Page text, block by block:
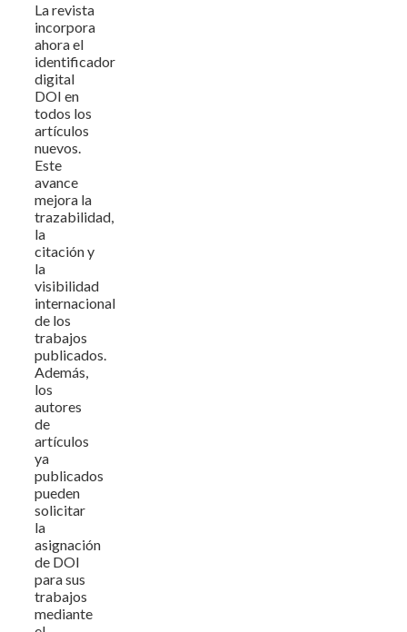
La revista
incorpora
ahora el
identificador
digital
DOI en
todos los
artículos
nuevos.
Este
avance
mejora la
trazabilidad,
la
citación y
la
visibilidad
internacional
de los
trabajos
publicados.
Además,
los
autores
de
artículos
ya
publicados
pueden
solicitar
la
asignación
de DOI
para sus
trabajos
mediante